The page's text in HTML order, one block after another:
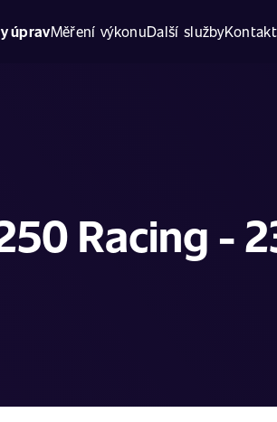
úpravMěření výkonuDalší službyKontakt
Racing -